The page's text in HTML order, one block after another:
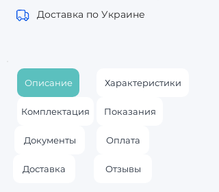
Доставка по Украине
Описание
Комплектация
Документы
Доставка
Характеристики
Показания
Оплата
Отзывы